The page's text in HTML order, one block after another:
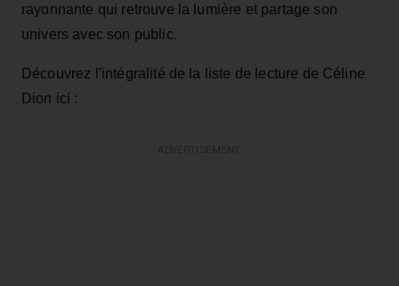
rayonnante qui retrouve la lumière et partage son
univers avec son public.
Découvrez l'intégralité de la liste de lecture de Céline
Dion ici :